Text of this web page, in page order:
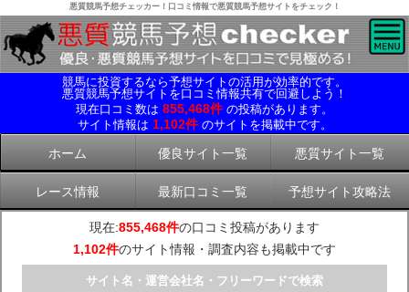
悪質競馬予想チェッカー！口コミ情報で悪質競馬予想サイトをチェック！
競馬に投資するなら予想サイトの活用が効率的です。
悪質競馬予想サイトを口コミ情報共有で回避しよう！
現在口コミ数は 855,468件 の投稿があります。
サイト情報は 1,102件 のサイトを掲載中です。
ホーム 優良サイト一覧 悪質サイト一覧
レース情報 最新口コミ一覧 予想サイト攻略法
現在:855,468件の口コミ投稿があります
1,102件のサイト情報・調査内容も掲載中です
サイト名・運営会社名・フリーワードで検索